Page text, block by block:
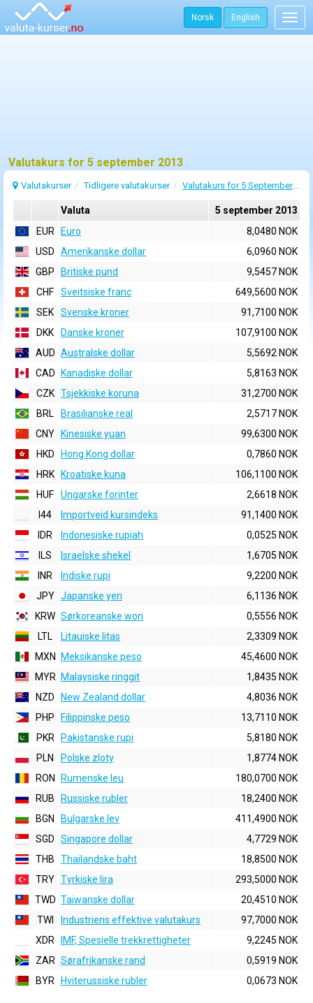
Norsk English
Valutakurs for 5 september 2013
Valutakurser Tidligere valutakurser Valutakurs for 5 September 2013
Valuta
5 september 2013
EUR
Euro
8,0480 NOK
USD
Amerikanske dollar
6,0960 NOK
GBP
Britiske pund
9,5457 NOK
CHF
Sveitsiske franc
649,5600 NOK
SEK
Svenske kroner
91,7100 NOK
DKK
Danske kroner
107,9100 NOK
AUD Australske dollar
5,5692 NOK
CAD
Kanadiske dollar
5,8163 NOK
CZK Tsjekkiske koruna
31,2700 NOK
BRL
Brasilianske real
2,5717 NOK
CNY
Kinesiske yuan
99,6300 NOK
HKD
Hong Kong dollar
0,7860 NOK
HRK
Kroatiske kuna
106,1100 NOK
HUF
Ungarske forinter
2,6618 NOK
I44
Importveid kursindeks
91,1400 NOK
IDR
Indonesiske rupiah
0,0525 NOK
ILS
Israelske shekel
1,6705 NOK
INR
Indiske rupi
9,2200 NOK
JPY Japanske yen
6,1136 NOK
KRW Sørkoreanske won
0,5556 NOK
LTL
Litauiske litas
2,3309 NOK
MXN
Meksikanske peso
45,4600 NOK
MYR
Malaysiske ringgit
1,8435 NOK
NZD
New Zealand dollar
4,8036 NOK
PHP
Filippinske peso
13,7110 NOK
PKR
Pakistanske rupi
5,8180 NOK
PLN
Polske zloty
1,8774 NOK
RON
Rumenske leu
180,0700 NOK
RUB
Russiske rubler
18,2400 NOK
BGN
Bulgarske lev
411,4900 NOK
SGD
Singapore dollar
4,7729 NOK
THB
Thailandske baht
18,8500 NOK
TRY Tyrkiske lira
293,5000 NOK
TWD Taiwanske dollar
20,4510 NOK
TWI
Industriens effektive valutakurs
97,7000 NOK
XDR
IMF, Spesielle trekkrettigheter
9,2245 NOK
ZAR Sørafrikanske rand
0,5919 NOK
BYR
Hviterussiske rubler 0,0673 NOK